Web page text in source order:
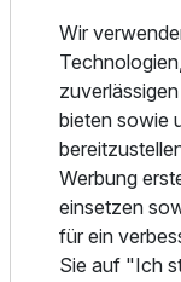
Für 4 Tage
Genießen Sie das
Atmosphäre
lassen Sie sich in
Kreuzgewölbe-
italienischen
hinaus bieten wir
dem Angebot an
lights! Lassen Sie
Wir
bieten sowie
Werbung
einsetzen
für ein
Sie auf "Ich